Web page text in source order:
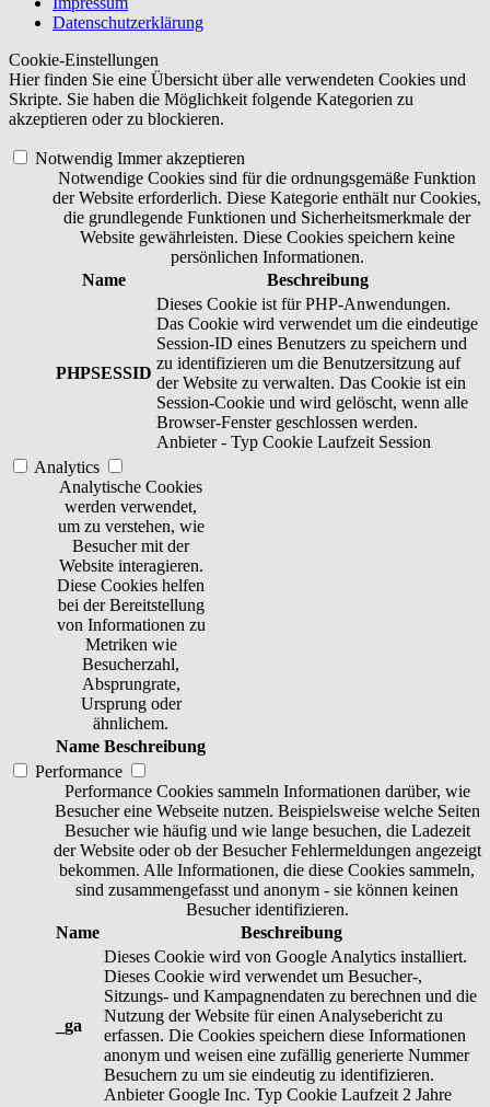
Datenschutzerklärung
Cookie-Einstellungen
Hier finden Sie eine Übersicht über alle verwendeten Cookies und
Skripte. Sie haben die Möglichkeit folgende Kategorien zu
akzeptieren oder zu blockieren.
Notwendig Immer akzeptieren
Notwendige Cookies sind für die ordnungsgemäße Funktion
der Website erforderlich. Diese Kategorie enthält nur Cookies,
die grundlegende Funktionen und Sicherheitsmerkmale der
Website gewährleisten. Diese Cookies speichern keine
persönlichen Informationen.
Name
Beschreibung
PHPSESSID
Dieses Cookie ist für PHP-Anwendungen.
Das Cookie wird verwendet um die eindeutige
Session-ID eines Benutzers zu speichern und
zu identifizieren um die Benutzersitzung auf
der Website zu verwalten. Das Cookie ist ein
Session-Cookie und wird gelöscht, wenn alle
Browser-Fenster geschlossen werden.
Anbieter - Typ Cookie Laufzeit Session
Analytics
Analytische Cookies
werden verwendet,
um zu verstehen, wie
Besucher mit der
Website interagieren.
Diese Cookies helfen
bei der Bereitstellung
von Informationen zu
Metriken wie
Besucherzahl,
Absprungrate,
Ursprung oder
ähnlichem.
Name Beschreibung
Performance
Performance Cookies sammeln Informationen darüber, wie
Besucher eine Webseite nutzen. Beispielsweise welche Seiten
Besucher wie häufig und wie lange besuchen, die Ladezeit
der Website oder ob der Besucher Fehlermeldungen angezeigt
bekommen. Alle Informationen, die diese Cookies sammeln,
sind zusammengefasst und anonym - sie können keinen
Besucher identifizieren.
Name
Beschreibung
_ga
Dieses Cookie wird von Google Analytics installiert.
Dieses Cookie wird verwendet um Besucher-,
Sitzungs- und Kampagnendaten zu berechnen und die
Nutzung der Website für einen Analysebericht zu
erfassen. Die Cookies speichern diese Informationen
anonym und weisen eine zufällig generierte Nummer
Besuchern zu um sie eindeutig zu identifizieren.
Anbieter Google Inc. Typ Cookie Laufzeit 2 Jahre